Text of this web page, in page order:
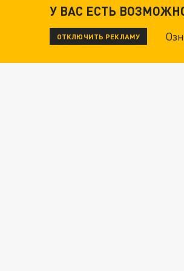
У ВАС ЕСТЬ
ОТКЛЮЧИТЬ РЕКЛАМУ